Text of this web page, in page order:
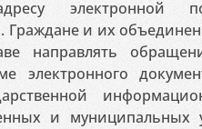
электронной
Граждане и их
направлять
электронного
и муниципальных